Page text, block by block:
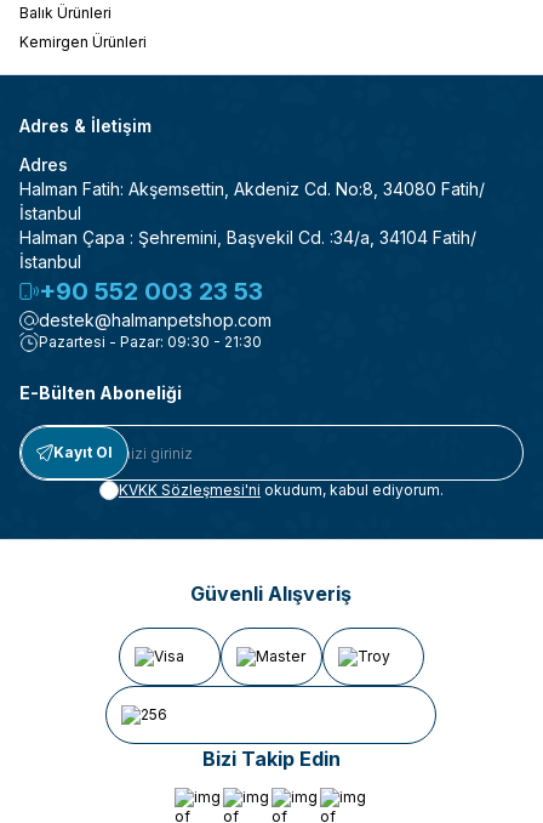
Balık Ürünleri
Kemirgen Ürünleri
Adres & İletişim
Adres
Halman Fatih: Akşemsettin, Akdeniz Cd. No:8, 34080 Fatih/
İstanbul
Halman Çapa : Şehremini, Başvekil Cd. :34/a, 34104 Fatih/
İstanbul
+90 552 003 23 53
destek@halmanpetshop.com
Pazartesi - Pazar: 09:30 - 21:30
E-Bülten Aboneliği
Kayıt Ol
KVKK Sözleşmesi'ni okudum, kabul ediyorum.
Güvenli Alışveriş
Bizi Takip Edin